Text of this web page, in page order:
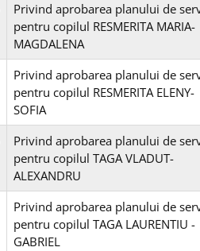
Privind aprobarea planului de
pentru copilul RESMERITA MARIA-
MAGDALENA
Privind aprobarea planului de
pentru copilul RESMERITA ELENY-
SOFIA
Privind aprobarea planului de
pentru copilul TAGA VLADUT-
ALEXANDRU
Privind aprobarea planului de
pentru copilul TAGA LAURENTIU -
GABRIEL